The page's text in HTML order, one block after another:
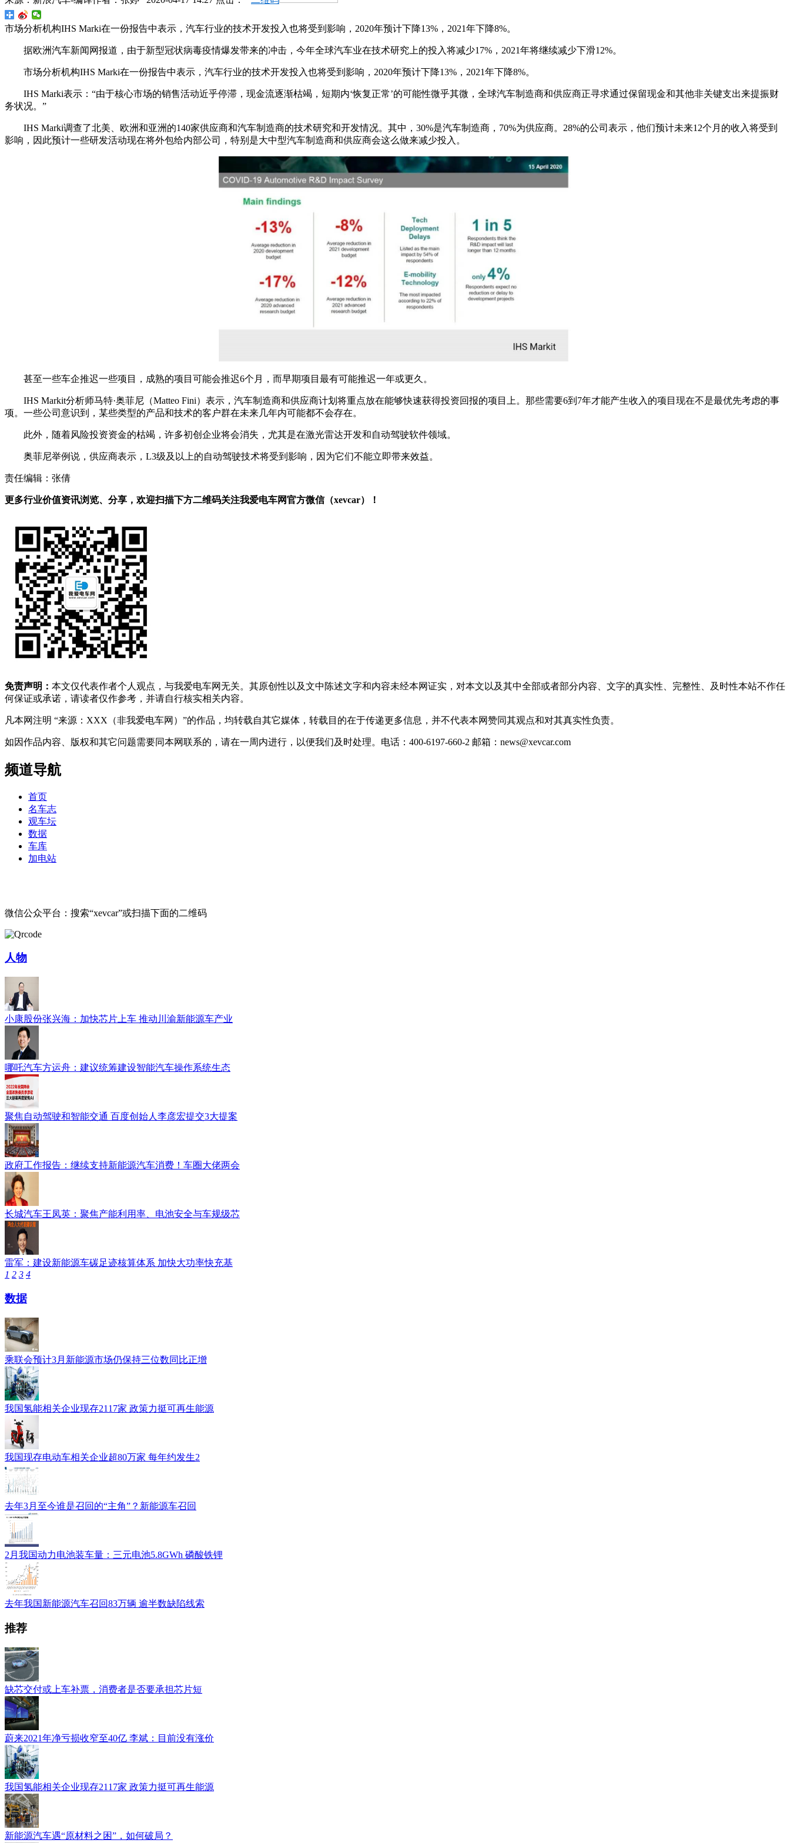
市场分析机构IHS Marki在一份报告中表示，汽车行业的技术开发投入也将受到影响，2020年预计下降13%，2021年下降8%。
据欧洲汽车新闻网报道，由于新型冠状病毒疫情爆发带来的冲击，今年全球汽车业在技术研究上的投入将减少17%，2021年将继续减少下滑12%。
市场分析机构IHS Marki在一份报告中表示，汽车行业的技术开发投入也将受到影响，2020年预计下降13%，2021年下降8%。
IHS Marki表示：“由于核心市场的销售活动近乎停滞，现金流逐渐枯竭，短期内‘恢复正常’的可能性微乎其微，全球汽车制造商和供应商正寻求通过保留现金和其他非关键支出来提振财
务状况。”
IHS Marki调查了北美、欧洲和亚洲的140家供应商和汽车制造商的技术研究和开发情况。其中，30%是汽车制造商，70%为供应商。28%的公司表示，他们预计未来12个月的收入将受到
影响，因此预计一些研发活动现在将外包给内部公司，特别是大中型汽车制造商和供应商会这么做来减少投入。
甚至一些车企推迟一些项目，成熟的项目可能会推迟6个月，而早期项目最有可能推迟一年或更久。
IHS Markit分析师马特·奥菲尼（Matteo Fini）表示，汽车制造商和供应商计划将重点放在能够快速获得投资回报的项目上。那些需要6到7年才能产生收入的项目现在不是最优先考虑的事
项。一些公司意识到，某些类型的产品和技术的客户群在未来几年内可能都不会存在。
此外，随着风险投资资金的枯竭，许多初创企业将会消失，尤其是在激光雷达开发和自动驾驶软件领域。
奥菲尼举例说，供应商表示，L3级及以上的自动驾驶技术将受到影响，因为它们不能立即带来效益。
责任编辑：张倩
更多行业价值资讯浏览、分享，欢迎扫描下方二维码关注我爱电车网官方微信（xevcar）！
免责声明： 本文仅代表作者个人观点，与我爱电车网无关。其原创性以及文中陈述文字和内容未经本网证实，对本文以及其中全部或者部分内容、文字的真实性、完整性、及时性本站不作任
何保证或承诺，请读者仅作参考，并请自行核实相关内容。
凡本网注明 “来源：XXX（非我爱电车网）”的作品，均转载自其它媒体，转载目的在于传递更多信息，并不代表本网赞同其观点和对其真实性负责。
如因作品内容、版权和其它问题需要同本网联系的，请在一周内进行，以便我们及时处理。电话：400-6197-660-2 邮箱：news@xevcar.com
频道导航
首页
名车志
观车坛
数据
车库
加电站
微信公众平台：搜索“xevcar”或扫描下面的二维码
人物
小康股份张兴海：加快芯片上车 推动川渝新能源车产业
哪吒汽车方运舟：建议统筹建设智能汽车操作系统生态
聚焦自动驾驶和智能交通 百度创始人李彦宏提交3大提案
政府工作报告：继续支持新能源汽车消费！车圈大佬两会
长城汽车王凤英：聚焦产能利用率、电池安全与车规级芯
雷军：建设新能源车碳足迹核算体系 加快大功率快充基
1 2 3 4
数据
乘联会预计3月新能源市场仍保持三位数同比正增
我国氢能相关企业现存2117家 政策力挺可再生能源
我国现存电动车相关企业超80万家 每年约发生2
去年3月至今谁是召回的“主角”？新能源车召回
2月我国动力电池装车量：三元电池5.8GWh 磷酸铁锂
去年我国新能源汽车召回83万辆 逾半数缺陷线索
推荐
缺芯交付或上车补票，消费者是否要承担芯片短
蔚来2021年净亏损收窄至40亿 李斌：目前没有涨价
我国氢能相关企业现存2117家 政策力挺可再生能源
新能源汽车遇“原材料之困”，如何破局？